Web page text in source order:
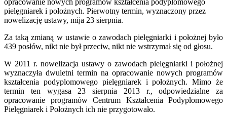
pielęgniarek i położnych. Pierwotny termin, wyznaczony przez
nowelizację ustawy, mija 23 sierpnia.
Za taką zmianą w ustawie o zawodach pielęgniarki i położnej było
439 posłów, nikt nie był przeciw, nikt nie wstrzymał się od głosu.
W 2011 r. nowelizacja ustawy o zawodach pielęgniarki i położnej
wyznaczyła dwuletni termin na opracowanie nowych programów
kształcenia podyplomowego pielęgniarek i położnych. Mimo że
termin ten wygasa 23 sierpnia 2013 r., odpowiedzialne za
opracowanie programów Centrum Kształcenia Podyplomowego
Pielęgniarek i Położnych ich nie przygotowało.